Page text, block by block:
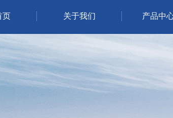
页 关于我们 产品中